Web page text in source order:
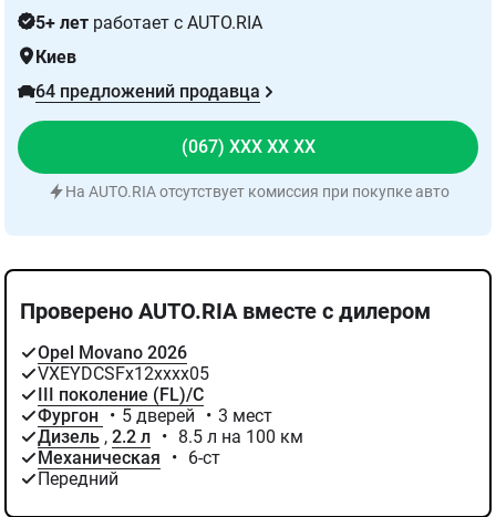
5+ лет работает с AUTO.RIA
Киев
64 предложений продавца
(067) XXX XX XX
На AUTO.RIA отсутствует комиссия при покупке авто
Проверено AUTO.RIA вместе с дилером
Opel Movano 2026
VXEYDCSFх12хххх05
III поколение (FL)/C
Фургон • 5 дверей • 3 мест
Дизель , 2.2 л • 8.5 л на 100 км
Механическая
• 6-ст
Передний